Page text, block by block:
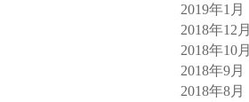
2019年1月
2018年12月
2018年10月
2018年9月
2018年8月